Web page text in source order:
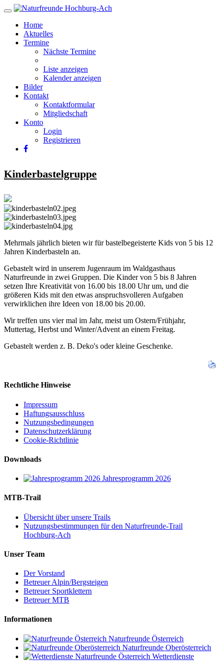
Home
Aktuelles
Termine
Nächste Termine
Liste anzeigen
Kalender anzeigen
Bilder
Kontakt
Kontaktformular
Mitgliedschaft
Konto
Login
Registrieren
Kinderbastelgruppe
Mehrmals jährlich bieten wir für bastelbegeisterte Kids von 5 bis 12
Jahren Kinderbasteln an.
Gebastelt wird in unserem Jugenraum im Waldgasthaus
Naturfreunde in zwei Gruppen. Die Kinder von 5 bis 8 Jahren
setzen Ihre Kreativität von 16.00 bis 18.00 Uhr um, und die
größeren Kids mit den etwas anspruchsvolleren Aufgaben
verwirklichen ihre Ideen von 18.00 bis 20.00.
Wir treffen uns vier mal im Jahr, meist um Ostern/Frühjahr,
Muttertag, Herbst und Winter/Advent an einem Freitag.
Gebastelt werden z. B. Deko's oder kleine Geschenke.
Rechtliche Hinweise
Impressum
Haftungsausschluss
Nutzungsbedingungen
Datenschutzerklärung
Cookie-Richtlinie
Downloads
Jahresprogramm 2026
MTB-Trail
Übersicht über unsere Trails
Nutzungsbestimmungen für den Naturfreunde-Trail
Hochburg-Ach
Unser Team
Der Vorstand
Betreuer Alpin/Bergsteigen
Betreuer Sportklettern
Betreuer MTB
Informationen
Naturfreunde Österreich
Naturfreunde Oberösterreich
Wetterdienste